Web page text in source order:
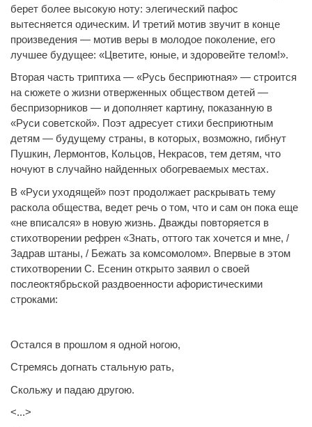
берет более высокую ноту: элегический пафос
вытесняется одическим. И третий мотив звучит в конце
произведения — мотив веры в молодое поколение, его
лучшее будущее: «Цветите, юные, и здоровейте телом!».
Вторая часть триптиха — «Русь бесприютная» — строится
на сюжете о жизни отверженных обществом детей —
беспризорников — и дополняет картину, показанную в
«Руси советской». Поэт адресует стихи бесприютным
детям — будущему страны, в которых, возможно, гибнут
Пушкин, Лермонтов, Кольцов, Некрасов, тем детям, что
ночуют в случайно найденных обогреваемых местах.
В «Руси уходящей» поэт продолжает раскрывать тему
раскола общества, ведет речь о том, что и сам он пока еще
«не вписался» в новую жизнь. Дважды повторяется в
стихотворении рефрен «Знать, оттого так хочется и мне, /
Задрав штаны, / Бежать за комсомолом». Впервые в этом
стихотворении С. Есенин открыто заявил о своей
послеоктябрьской раздвоенности афористическими
строками:
Остался в прошлом я одной ногою,
Стремясь догнать стальную рать,
Скольжу и падаю другою.
<...>